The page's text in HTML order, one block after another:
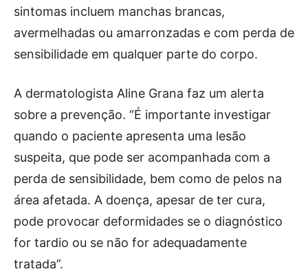
sintomas incluem manchas brancas,
avermelhadas ou amarronzadas e com perda de
sensibilidade em qualquer parte do corpo.
A dermatologista Aline Grana faz um alerta
sobre a prevenção. “É importante investigar
quando o paciente apresenta uma lesão
suspeita, que pode ser acompanhada com a
perda de sensibilidade, bem como de pelos na
área afetada. A doença, apesar de ter cura,
pode provocar deformidades se o diagnóstico
for tardio ou se não for adequadamente
tratada”.